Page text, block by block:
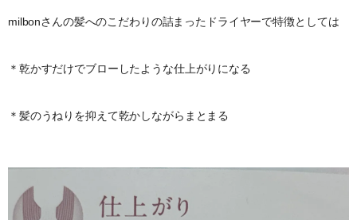
milbonさんの髪へのこだわりの詰まったドライヤーで特徴としては
＊乾かすだけでブローしたような仕上がりになる
＊髪のうねりを抑えて乾かしながらまとまる